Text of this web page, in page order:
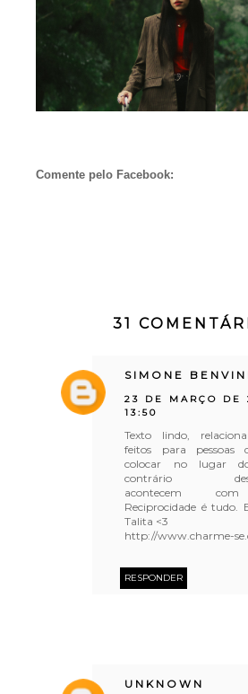
Comente pelo Facebook:
31
SIMONE
23 DE MARÇO DE
13:50
Texto lindo,
feitos para pessoas
colocar no lugar
contrário
acontecem com
Reciprocidade é tudo.
Talita <3
http://www.charme-
RESPONDER
UNKNOWN